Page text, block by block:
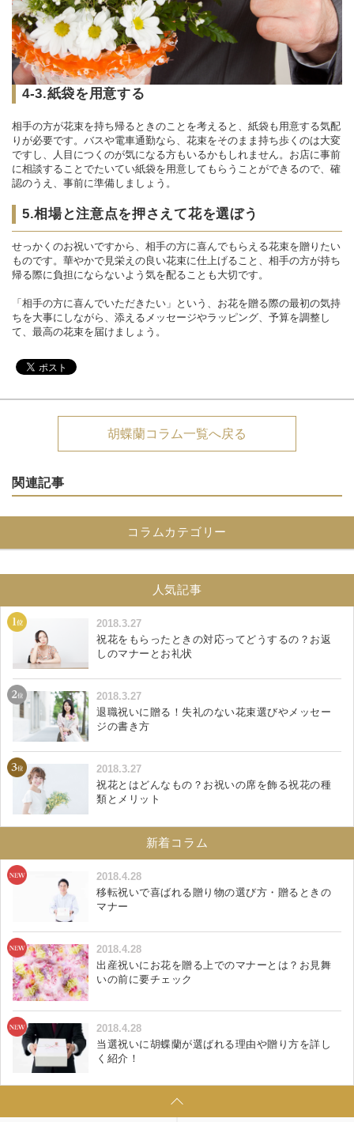
4-3.紙袋を用意する
相手の方が花束を持ち帰るときのことを考えると、紙袋も用意する気配
りが必要です。バスや電車通勤なら、花束をそのまま持ち歩くのは大変
ですし、人目につくのが気になる方もいるかもしれません。お店に事前
に相談することでたいてい紙袋を用意してもらうことができるので、確
認のうえ、事前に準備しましょう。
5.相場と注意点を押さえて花を選ぼう
せっかくのお祝いですから、相手の方に喜んでもらえる花束を贈りたい
ものです。華やかで見栄えの良い花束に仕上げること、相手の方が持ち
帰る際に負担にならないよう気を配ることも大切です。
「相手の方に喜んでいただきたい」という、お花を贈る際の最初の気持
ちを大事にしながら、添えるメッセージやラッピング、予算を調整し
て、最高の花束を届けましょう。
胡蝶蘭コラム一覧へ戻る
関連記事
コラムカテゴリー
人気記事
2018.3.27
祝花をもらったときの対応ってどうするの？お返
しのマナーとお礼状
2018.3.27
退職祝いに贈る！失礼のない花束選びやメッセー
ジの書き方
2018.3.27
祝花とはどんなもの？お祝いの席を飾る祝花の種
類とメリット
新着コラム
2018.4.28
移転祝いで喜ばれる贈り物の選び方・贈るときの
マナー
2018.4.28
出産祝いにお花を贈る上でのマナーとは？お見舞
いの前に要チェック
2018.4.28
当選祝いに胡蝶蘭が選ばれる理由や贈り方を詳し
く紹介！